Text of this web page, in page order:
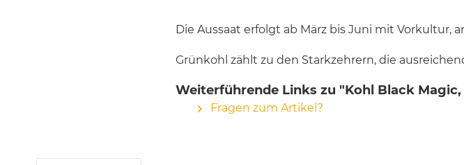
Die Aussaat erfolgt ab März bis Juni mit Vorkultur,
Grünkohl zählt zu den Starkzehrern, die
Weiterführende Links zu "Kohl Black
Fragen zum Artikel?